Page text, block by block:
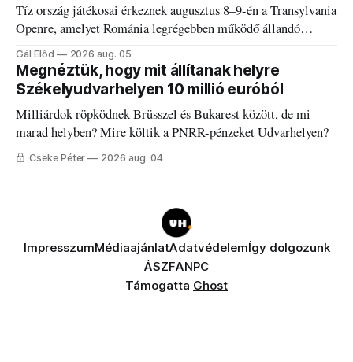
Tíz ország játékosai érkeznek augusztus 8–9-én a Transylvania
Openre, amelyet Románia legrégebben működő állandó
discgolfpályáján rendeznek meg.
Gál Előd 2026 aug. 05
Megnéztük, hogy mit állítanak helyre
Székelyudvarhelyen 10 millió euróból
Milliárdok röpködnek Brüsszel és Bukarest között, de mi
marad helyben? Mire költik a PNRR-pénzeket Udvarhelyen?
Cseke Péter 2026 aug. 04
ImpresszumMédiaajánlatAdatvédelemÍgy dolgozunk
ÁSZFANPC
Támogatta Ghost